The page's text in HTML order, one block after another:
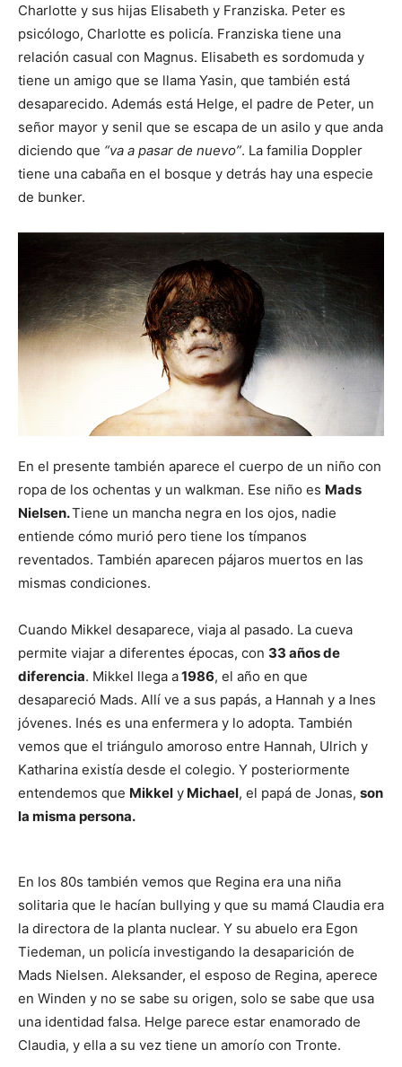
Charlotte y sus hijas Elisabeth y Franziska. Peter es
psicólogo, Charlotte es policía. Franziska tiene una
relación casual con Magnus. Elisabeth es sordomuda y
tiene un amigo que se llama Yasin, que también está
desaparecido. Además está Helge, el padre de Peter, un
señor mayor y senil que se escapa de un asilo y que anda
diciendo que “va a pasar de nuevo”. La familia Doppler
tiene una cabaña en el bosque y detrás hay una especie
de bunker.
En el presente también aparece el cuerpo de un niño con
ropa de los ochentas y un walkman. Ese niño es Mads
Nielsen.Tiene un mancha negra en los ojos, nadie
entiende cómo murió pero tiene los tímpanos
reventados. También aparecen pájaros muertos en las
mismas condiciones.
Cuando Mikkel desaparece, viaja al pasado. La cueva
permite viajar a diferentes épocas, con 33 años de
diferencia. Mikkel llega a1986, el año en que
desapareció Mads. Allí ve a sus papás, a Hannah y a Ines
jóvenes. Inés es una enfermera y lo adopta. También
vemos que el triángulo amoroso entre Hannah, Ulrich y
Katharina existía desde el colegio. Y posteriormente
entendemos que Mikkel y Michael, el papá de Jonas, son
la misma persona.
En los 80s también vemos que Regina era una niña
solitaria que le hacían bullying y que su mamá Claudia era
la directora de la planta nuclear. Y su abuelo era Egon
Tiedeman, un policía investigando la desaparición de
Mads Nielsen. Aleksander, el esposo de Regina, aperece
en Winden y no se sabe su origen, solo se sabe que usa
una identidad falsa. Helge parece estar enamorado de
Claudia, y ella a su vez tiene un amorío con Tronte.